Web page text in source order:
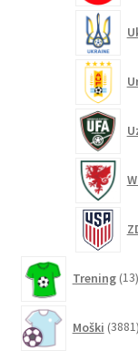
Trening 13
Moški 3881